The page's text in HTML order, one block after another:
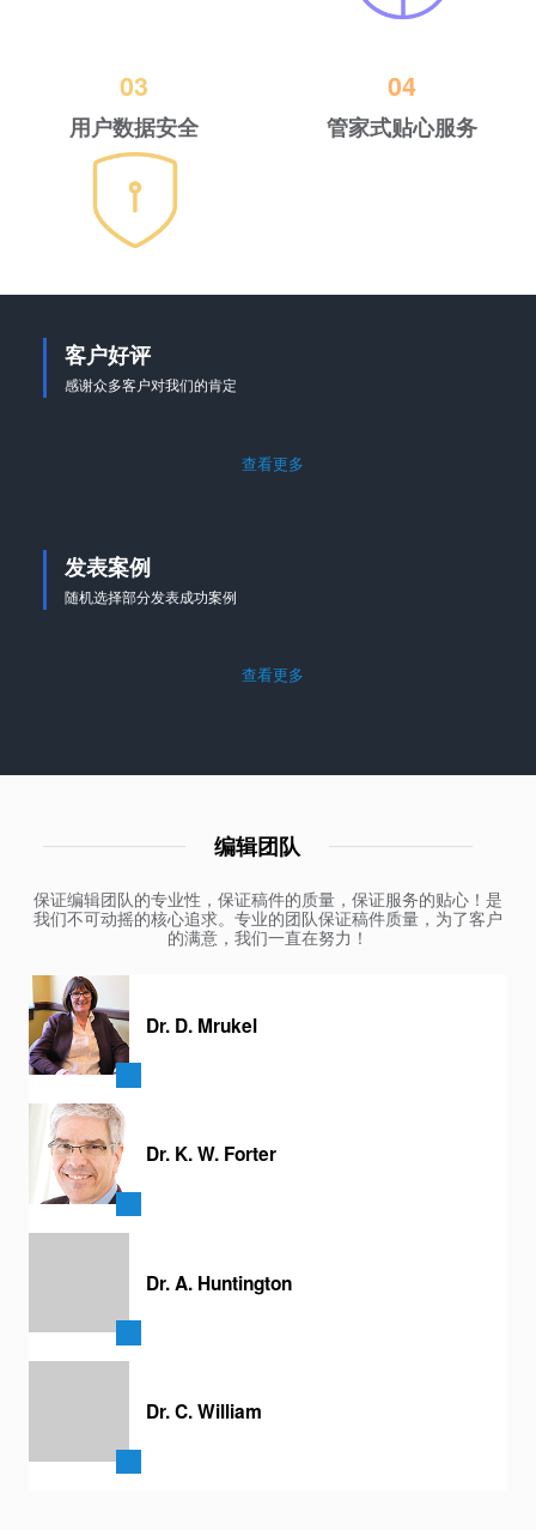
03
用户数据安全
04
管家式贴心服务
客户好评
感谢众多客户对我们的肯定
查看更多
发表案例
随机选择部分发表成功案例
查看更多
编辑团队
保证编辑团队的专业性，保证稿件的质量，保证服务的贴心！是
我们不可动摇的核心追求。专业的团队保证稿件质量，为了客户
的满意，我们一直在努力！
Dr. D. Mrukel
Dr. K. W. Forter
Dr. A. Huntington
Dr. C. William